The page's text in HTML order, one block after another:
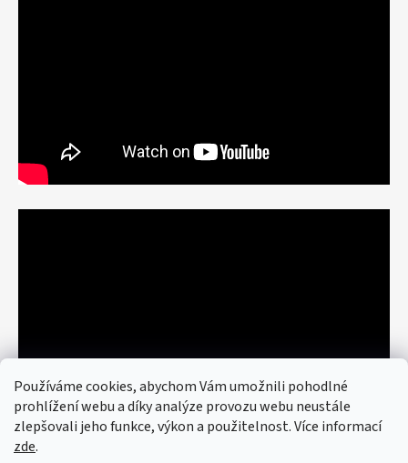
Používáme cookies, abychom Vám umožnili pohodlné
prohlížení webu a díky analýze provozu webu neustále
zlepšovali jeho funkce, výkon a použitelnost. Více informací
zde.